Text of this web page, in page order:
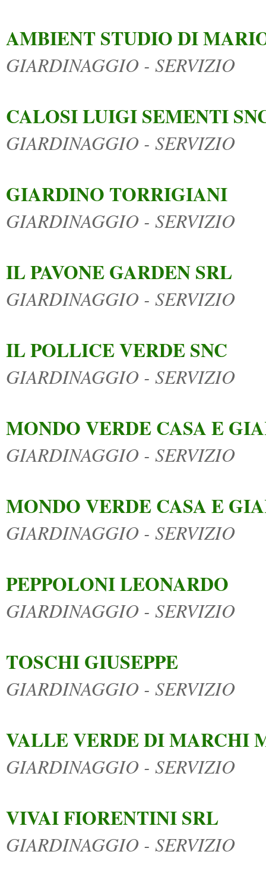
AMBIENT STUDIO DI
GIARDINAGGIO - SERVIZIO
CALOSI LUIGI SEMENTI
GIARDINAGGIO - SERVIZIO
GIARDINO TORRIGIANI
GIARDINAGGIO - SERVIZIO
IL PAVONE GARDEN SRL
GIARDINAGGIO - SERVIZIO
IL POLLICE VERDE SNC
GIARDINAGGIO - SERVIZIO
MONDO VERDE CASA E
GIARDINAGGIO - SERVIZIO
MONDO VERDE CASA E
GIARDINAGGIO - SERVIZIO
PEPPOLONI LEONARDO
GIARDINAGGIO - SERVIZIO
TOSCHI GIUSEPPE
GIARDINAGGIO - SERVIZIO
VALLE VERDE DI MARCHI
GIARDINAGGIO - SERVIZIO
VIVAI FIORENTINI SRL
GIARDINAGGIO - SERVIZIO